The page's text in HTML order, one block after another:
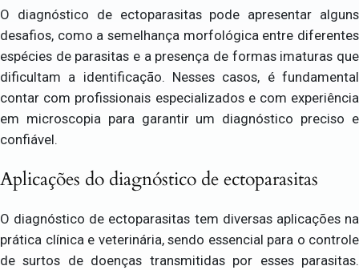
O diagnóstico de ectoparasitas pode apresentar alguns
desafios, como a semelhança morfológica entre diferentes
espécies de parasitas e a presença de formas imaturas que
dificultam a identificação. Nesses casos, é fundamental
contar com profissionais especializados e com experiência
em microscopia para garantir um diagnóstico preciso e
confiável.
Aplicações do diagnóstico de ectoparasitas
O diagnóstico de ectoparasitas tem diversas aplicações na
prática clínica e veterinária, sendo essencial para o controle
de surtos de doenças transmitidas por esses parasitas.